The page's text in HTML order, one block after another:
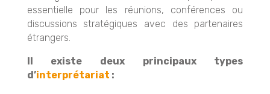
essentielle pour les réunions, conférences ou
discussions stratégiques avec des partenaires
étrangers.
Il existe deux principaux types
d’interprétariat :